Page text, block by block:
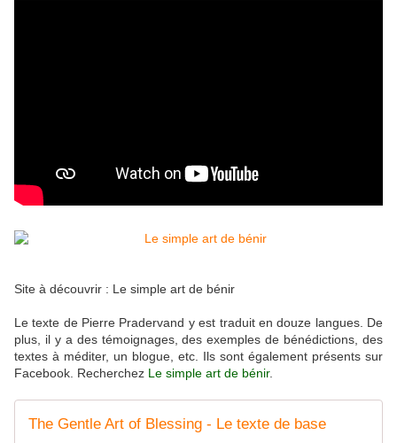
Site à découvrir : Le simple art de bénir
Le texte de Pierre Pradervand y est traduit en douze langues. De
plus, il y a des témoignages, des exemples de bénédictions, des
textes à méditer, un blogue, etc. Ils sont également présents sur
Facebook. Recherchez Le simple art de bénir.
The Gentle Art of Blessing - Le texte de base